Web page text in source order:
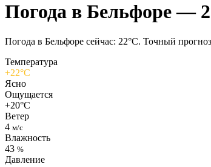
Погода в Бельфоре —
Погода в Бельфоре сейчас: 22°C. Точный
Температура
+22°C
Ясно
Ощущается
+20°C
Ветер
4 м/с
Влажность
43 %
Давление